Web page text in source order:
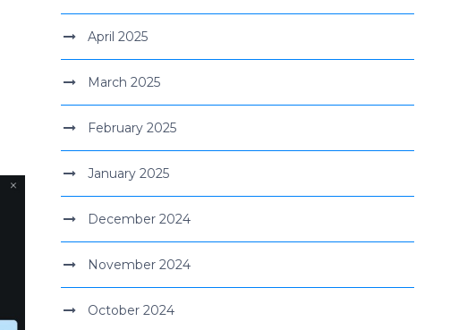
April 2025
March 2025
February 2025
January 2025
December 2024
November 2024
October 2024